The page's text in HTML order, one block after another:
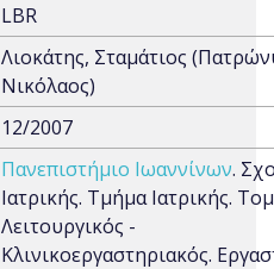
LBR
Λιοκάτης, Σταμάτιος
Νικόλαος)
12/2007
Πανεπιστήμιο Ιωαννίνων.
Ιατρικής. Τμήμα Ιατρικής.
Λειτουργικός -
Κλινικοεργαστηριακός.